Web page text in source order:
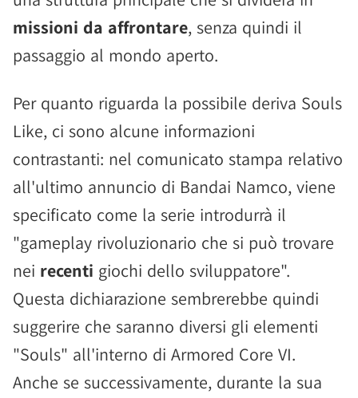
missioni da affrontare, senza quindi il
passaggio al mondo aperto.
Per quanto riguarda la possibile deriva Souls
Like, ci sono alcune informazioni
contrastanti: nel comunicato stampa relativo
all'ultimo annuncio di Bandai Namco, viene
specificato come la serie introdurrà il
"gameplay rivoluzionario che si può trovare
nei recenti giochi dello sviluppatore".
Questa dichiarazione sembrerebbe quindi
suggerire che saranno diversi gli elementi
"Souls" all'interno di Armored Core VI.
Anche se successivamente, durante la sua